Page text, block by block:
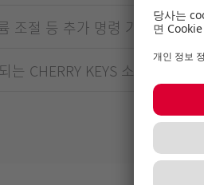
조절 등 추가 명령 기능 포함
는 CHERRY KEYS 소프트웨어로